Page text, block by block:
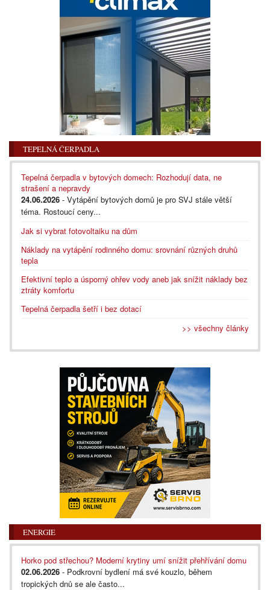
TEPELNÁ ČERPADLA
Tepelná čerpadla v bytových domech: Rozhodují data, ne
strašení a nepravdy
24.06.2026 - Vytápění bytových domů je pro SVJ stále větší
téma. Rostoucí ceny...
Jak si vybrat fotovoltaiku na dům
Náklady na vytápění rodinného domu: srovnání různých druhů
tepla
Efektivní teplo a úsporný ohřev vody aneb jak snížit náklady bez
ztráty komfortu
Tepelná čerpadla šetří i bez dotací
>> všechny články
ENERGIE
Horko pod střechou? Moderní krytiny umí snížit přehřívání domu
02.06.2026 - Podkrovní bydlení má své kouzlo, během
tropických dnů se ale často...